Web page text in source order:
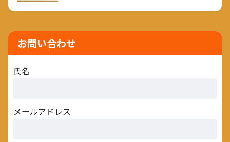
お問い合わせ
氏名
メールアドレス